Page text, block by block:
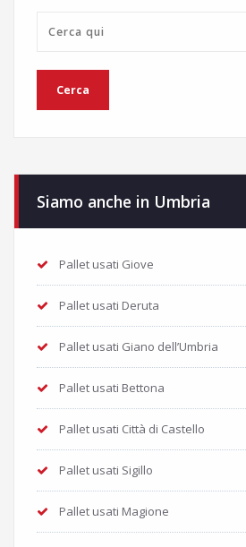
Siamo anche in Umbria
Pallet usati Giove
Pallet usati Deruta
Pallet usati Giano dell’Umbria
Pallet usati Bettona
Pallet usati Città di Castello
Pallet usati Sigillo
Pallet usati Magione